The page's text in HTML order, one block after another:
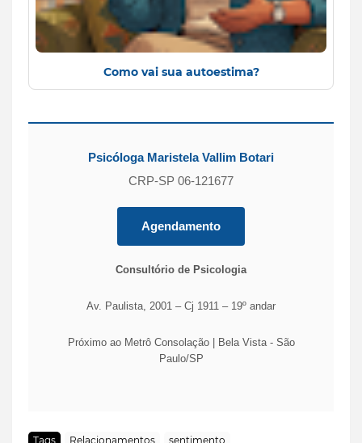
Como vai sua autoestima?
PsicólogaMaristela Vallim Botari
CRP-SP 06-121677
Agendamento
Consultório de Psicologia
Av. Paulista, 2001 – Cj 1911 – 19º andar
Próximo ao Metrô Consolação | Bela Vista - São
Paulo/SP
Tags Relacionamentos sentimento